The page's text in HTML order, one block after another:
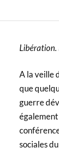
A la veille
que
guerre
sociales